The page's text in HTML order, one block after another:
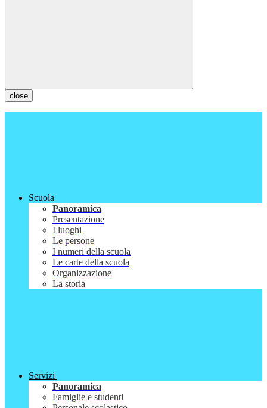
close
Scuola
Panoramica
Presentazione
I luoghi
Le persone
I numeri della scuola
Le carte della scuola
Organizzazione
La storia
Servizi
Panoramica
Famiglie e studenti